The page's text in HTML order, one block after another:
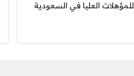
للمؤهلات العليا في السعودية